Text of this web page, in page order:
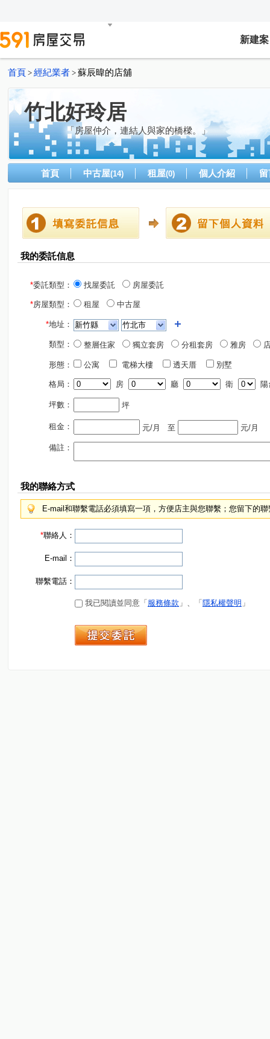
新建案
首頁 > 經紀業者 > 蘇辰暐的店舖
竹北好玲居
「房屋仲介，連結人與家的橋樑。」
首頁 中古屋(14) 租屋(0) 個人介紹
我的委託信息
*委託類型： 找屋委託 房屋委託
*房屋類型： 租屋 中古屋
*地址：
類型： 整層住家 獨立套房 分租套房 雅房
形態： 公寓 電梯大樓 透天厝 別墅
格局： 房 廳 衛 陽
坪數： 坪
租金： 元/月 至 元/月
備註：
我的聯絡方式
E-mail和聯繫電話必須填寫一項，方便店主與您聯繫；您留下的
*聯絡人：
E-mail：
聯繫電話：
我已閱讀並同意「 服務條款 」、「 隱私權聲明 」